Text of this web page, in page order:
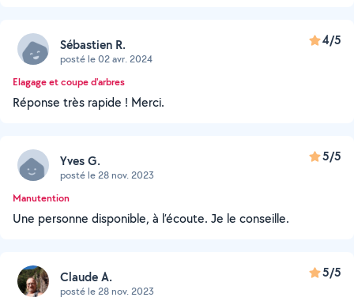
Sébastien R.
posté le 02 avr. 2024
4/5
Elagage et coupe d'arbres
Réponse très rapide ! Merci.
Yves G.
posté le 28 nov. 2023
5/5
Manutention
Une personne disponible, à l’écoute. Je le conseille.
Claude A.
posté le 28 nov. 2023
5/5